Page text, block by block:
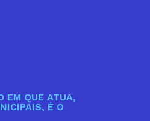
EM QUE ATUA,
É O